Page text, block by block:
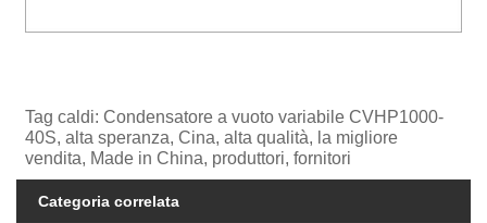
Tag caldi: Condensatore a vuoto variabile CVHP1000-
40S, alta speranza, Cina, alta qualità, la migliore
vendita, Made in China, produttori, fornitori
Categoria correlata